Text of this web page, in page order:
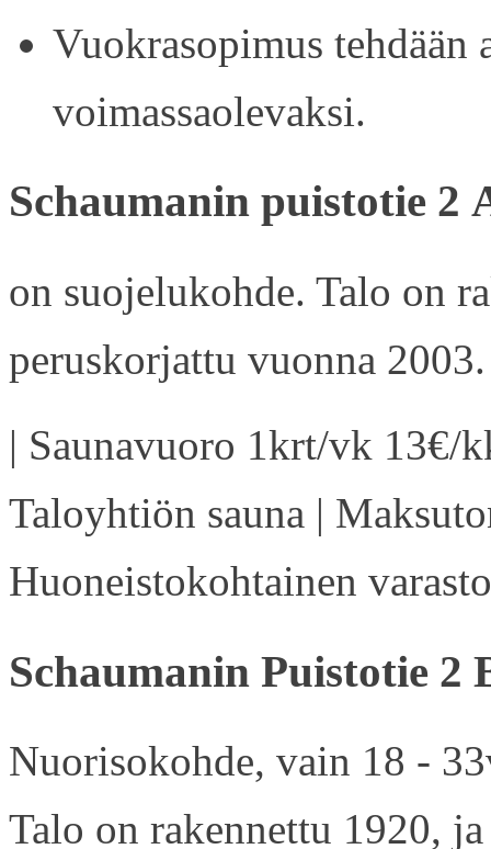
Vuokrasopimus tehdään
voimassaolevaksi.
Schaumanin puistotie 2
on suojelukohde. Talo on
peruskorjattu vuonna 2003.
| Saunavuoro 1krt/vk 13€/
Taloyhtiön sauna |
Huoneistokohtainen
Schaumanin Puistotie 2
Nuorisokohde, vain 18 -
Talo on rakennettu 1920,